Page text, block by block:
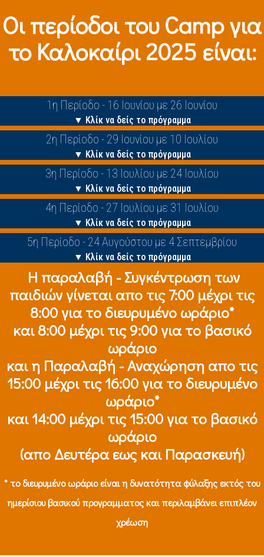
Οι περίοδοι τoυ Camp για
το Καλοκαίρι 2025 είναι:
1η Περίοδο - 16 Ιουνίου με 26 Ιουνίου
▼ Κλίκ να δείς το πρόγραμμα
2η Περίοδο - 29 Ιουνίου με 10 Ιουλίου
▼ Κλίκ να δείς το πρόγραμμα
3η Περίοδο - 13 Ιουλίου με 24 Ιουλίου
▼ Κλίκ να δείς το πρόγραμμα
4η Περίοδο - 27 Ιουλίου με 31 Ιουλίου
▼ Κλίκ να δείς το πρόγραμμα
5η Περίοδο - 24 Αυγούστου με 4 Σεπτεμβρίου
▼ Κλίκ να δείς το πρόγραμμα
Η παραλαβή - Συγκέντρωση των
παιδιών γίνεται απο τις 7:00 μέχρι τις
8:00 για το διευρυμένο ωράριο*
και 8:00 μέχρι τις 9:00 για το βασικό
ωράριο
και η Παραλαβή - Αναχώρηση απο τις
15:00 μέχρι τις 16:00 για το διευρυμένο
ωράριο*
και 14:00 μέχρι τις 15:00 για το βασικό
ωράριο
(απο Δευτέρα εως και Παρασκευή)
* το διευρυμένο ωράριο είναι η δυνατότητα φύλαξης εκτός του
ημερίσιου βασικού προγραμματος και περιλαμβάνει επιπλέον
χρέωση